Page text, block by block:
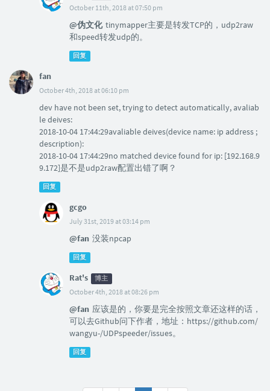
October 11th, 2018 at 07:50 pm
@伪文化 tinymapper主要是转发TCP的，udp2raw
和speed转发udp的。
回复
fan
October 4th, 2018 at 06:10 pm
dev have not been set, trying to detect automatically, avaliab
le deives:
2018-10-04 17:44:29avaliable deives(device name: ip address ;
description):
2018-10-04 17:44:29no matched device found for ip: [192.168.9
9.172]是不是udp2raw配置出错了啊？
回复
gcgo
July 31st, 2019 at 03:14 pm
@fan 没装npcap
回复
Rat's 博主
October 4th, 2018 at 08:26 pm
@fan 应该是的，你要是完全按照文章还这样的话，
可以去Github问下作者，地址：https://github.com/
wangyu-/UDPspeeder/issues。
回复